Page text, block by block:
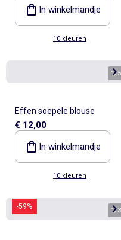
In winkelmandje
10 kleuren
1/5
Effen soepele blouse
€ 12,00
In winkelmandje
10 kleuren
-59% 1/3